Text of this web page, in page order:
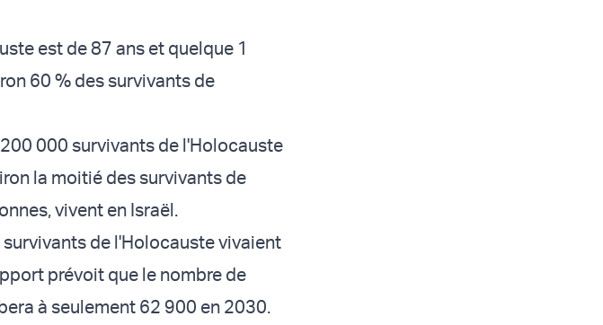
est de 87 ans et quelque 1
60 % des survivants de
000 survivants de l'Holocauste
la moitié des survivants de
vivent en Israël.
de l'Holocauste vivaient
prévoit que le nombre de
à seulement 62 900 en 2030.